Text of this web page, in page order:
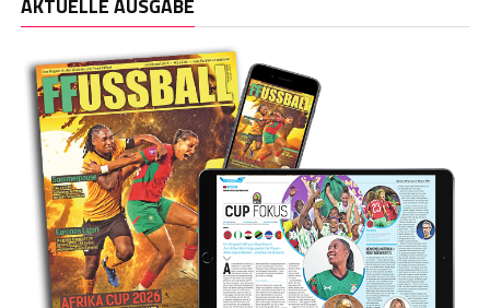
AKTUELLE AUSGABE